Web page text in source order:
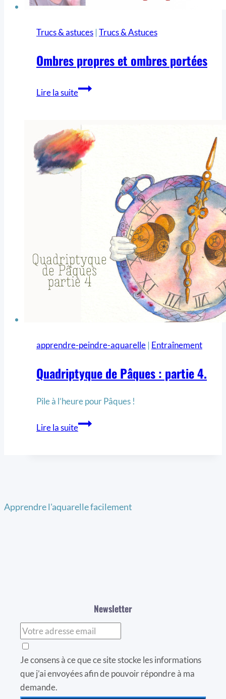
Trucs & astuces | Trucs & Astuces
Ombres propres et ombres portées
Lire la suite
apprendre-peindre-aquarelle | Entraînement
Quadriptyque de Pâques : partie 4.
Pile à l’heure pour Pâques !
Lire la suite
Apprendre l'aquarelle facilement
Newsletter
Je consens à ce que ce site stocke les informations
que j’ai envoyées afin de pouvoir répondre à ma
demande.